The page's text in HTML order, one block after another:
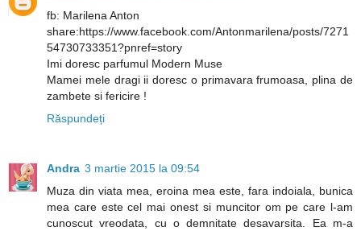
fb: Marilena Anton
share:https://www.facebook.com/Antonmarilena/posts/7271
54730733351?pnref=story
Imi doresc parfumul Modern Muse
Mamei mele dragi ii doresc o primavara frumoasa, plina de
zambete si fericire !
Răspundeți
Andra 3 martie 2015 la 09:54
Muza din viata mea, eroina mea este, fara indoiala, bunica
mea care este cel mai onest si muncitor om pe care l-am
cunoscut vreodata, cu o demnitate desavarsita. Ea m-a